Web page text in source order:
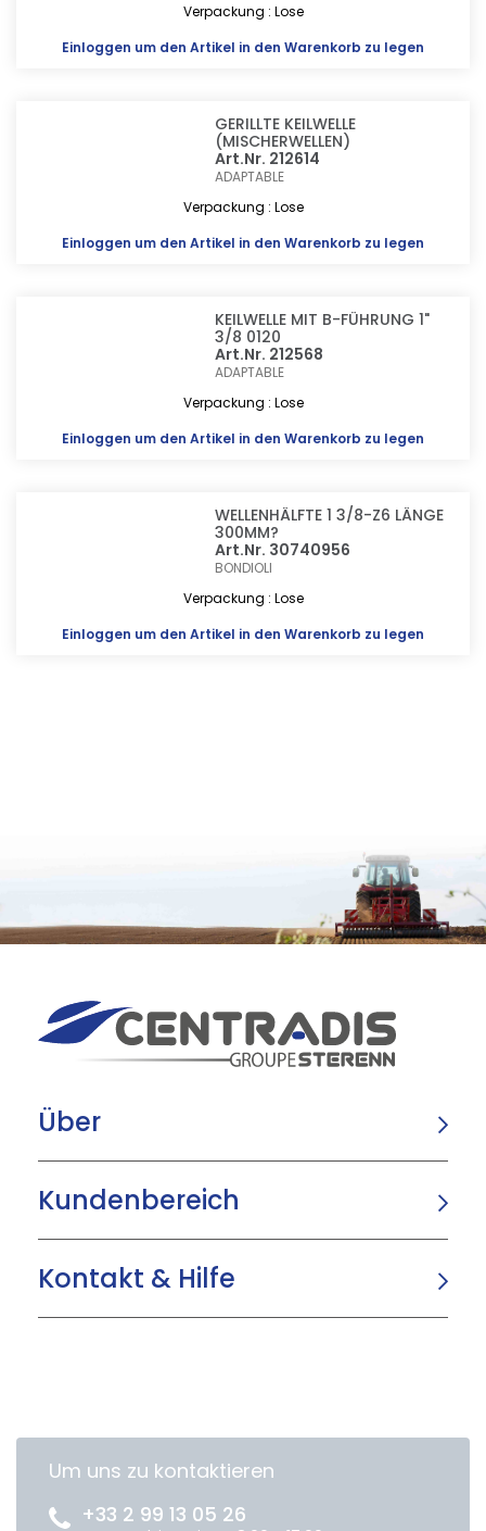
Verpackung : Lose
Einloggen um den Artikel in den Warenkorb zu legen
GERILLTE KEILWELLE
(MISCHERWELLEN)
Art.Nr. 212614
ADAPTABLE
Verpackung : Lose
Einloggen um den Artikel in den Warenkorb zu legen
KEILWELLE MIT B-FÜHRUNG 1"
3/8 0120
Art.Nr. 212568
ADAPTABLE
Verpackung : Lose
Einloggen um den Artikel in den Warenkorb zu legen
WELLENHÄLFTE 1 3/8-Z6 LÄNGE
300MM?
Art.Nr. 30740956
BONDIOLI
Verpackung : Lose
Einloggen um den Artikel in den Warenkorb zu legen
Über
Kundenbereich
Kontakt & Hilfe
Um uns zu kontaktieren
+33 2 99 13 05 26